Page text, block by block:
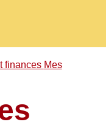
finances Mes